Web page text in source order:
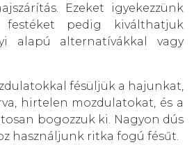
Ezeket igyekezzünk
festéket pedig kiválthatjuk
alapú alternatívákkal vagy
fésüljük a hajunkat,
hirtelen mozdulatokat, és a
bogozzuk ki. Nagyon dús
használjunk ritka fogú fésűt.